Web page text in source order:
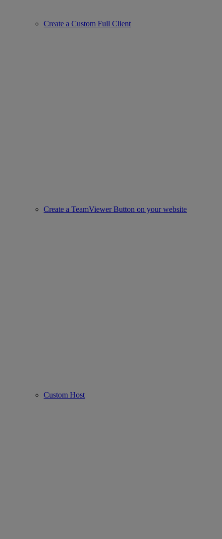
Create a Custom Full Client
Create a TeamViewer Button on your website
Custom Host